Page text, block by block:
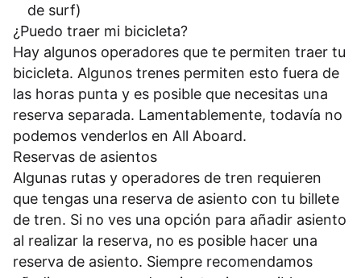
de surf)
¿Puedo traer mi bicicleta?
Hay algunos operadores que te permiten traer tu
bicicleta. Algunos trenes permiten esto fuera de
las horas punta y es posible que necesitas una
reserva separada. Lamentablemente, todavía no
podemos venderlos en All Aboard.
Reservas de asientos
Algunas rutas y operadores de tren requieren
que tengas una reserva de asiento con tu billete
de tren. Si no ves una opción para añadir asiento
al realizar la reserva, no es posible hacer una
reserva de asiento. Siempre recomendamos